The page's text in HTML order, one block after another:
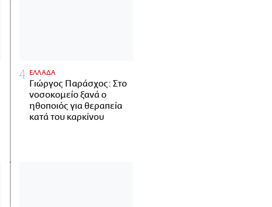
ΕΛΛΑΔΑ
Γιώργος Παράσχος: Στο
νοσοκομείο ξανά ο
ηθοποιός για θεραπεία
κατά του καρκίνου